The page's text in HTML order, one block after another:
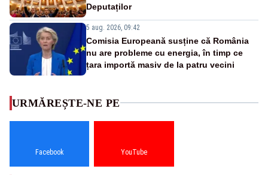
Deputaților
5 aug. 2026, 09:42
Comisia Europeană susține că România
nu are probleme cu energia, în timp ce
țara importă masiv de la patru vecini
URMĂREȘTE-NE PE
Facebook YouTube